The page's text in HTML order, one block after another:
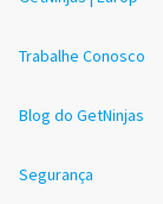
Trabalhe Conosco
Blog do GetNinjas
Segurança